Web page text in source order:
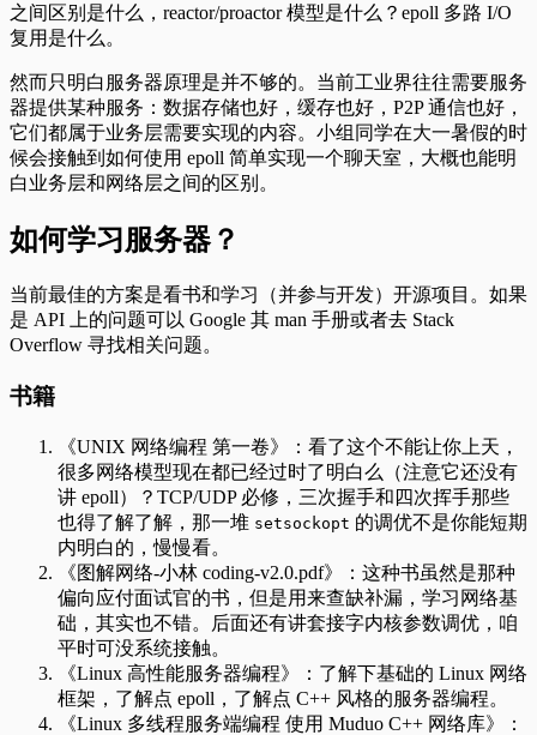
之间区别是什么，reactor/proactor 模型是什么？epoll 多路 I/O
复用是什么。
然而只明白服务器原理是并不够的。当前工业界往往需要服务
器提供某种服务：数据存储也好，缓存也好，P2P 通信也好，
它们都属于业务层需要实现的内容。小组同学在大一暑假的时
候会接触到如何使用 epoll 简单实现一个聊天室，大概也能明
白业务层和网络层之间的区别。
如何学习服务器？
当前最佳的方案是看书和学习（并参与开发）开源项目。如果
是 API 上的问题可以 Google 其 man 手册或者去 Stack
Overflow 寻找相关问题。
书籍
《UNIX 网络编程 第一卷》：看了这个不能让你上天，
很多网络模型现在都已经过时了明白么（注意它还没有
讲 epoll）？TCP/UDP 必修，三次握手和四次挥手那些
也得了解了解，那一堆 setsockopt 的调优不是你能短期
内明白的，慢慢看。
《图解网络-小林 coding-v2.0.pdf》：这种书虽然是那种
偏向应付面试官的书，但是用来查缺补漏，学习网络基
础，其实也不错。后面还有讲套接字内核参数调优，咱
平时可没系统接触。
《Linux 高性能服务器编程》：了解下基础的 Linux 网络
框架，了解点 epoll，了解点 C++ 风格的服务器编程。
《Linux 多线程服务端编程 使用 Muduo C++ 网络库》：